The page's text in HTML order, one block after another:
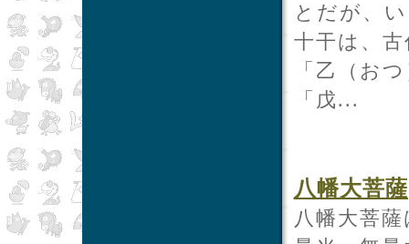
とだが、
十干は、
「乙（お
「戊...
八幡大菩
八幡大菩